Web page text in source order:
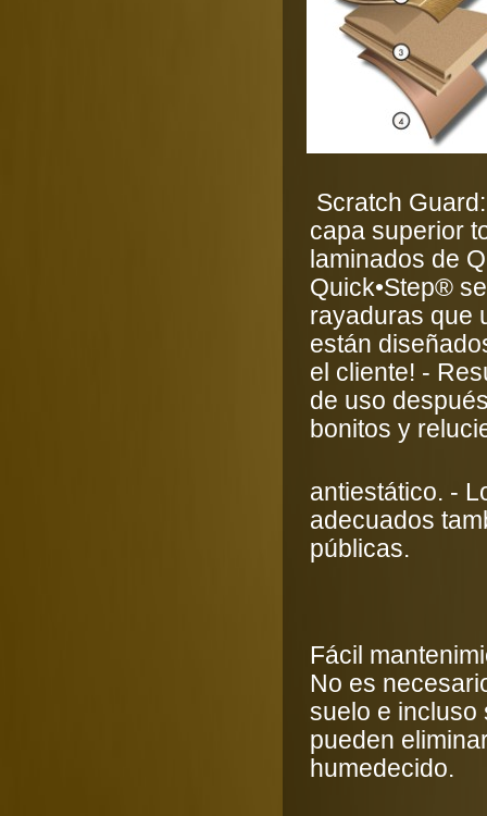
Scratch
capa superior
laminados de
Quick•Step®
rayaduras que
están
el cliente! -
de uso
bonitos y
antiestático. -
adecuados
públicas.
Fácil
No es
suelo e incluso
pueden
humedecido.